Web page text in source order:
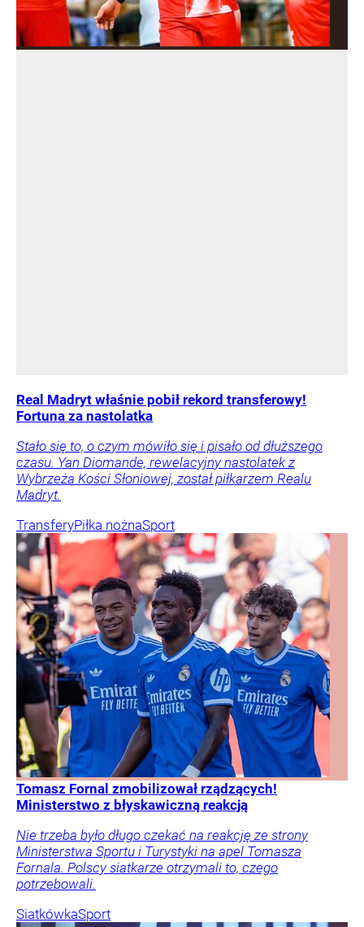
Real Madryt właśnie pobił rekord transferowy!
Fortuna za nastolatka
Stało się to, o czym mówiło się i pisało od dłuższego
czasu. Yan Diomande, rewelacyjny nastolatek z
Wybrzeża Kości Słoniowej, został piłkarzem Realu
Madryt.
TransferyPiłka nożnaSport
Tomasz Fornal zmobilizował rządzących!
Ministerstwo z błyskawiczną reakcją
Nie trzeba było długo czekać na reakcję ze strony
Ministerstwa Sportu i Turystyki na apel Tomasza
Fornala. Polscy siatkarze otrzymali to, czego
potrzebowali.
SiatkówkaSport